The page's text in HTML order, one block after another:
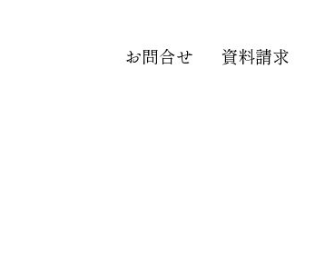
お問合せ 資料請求